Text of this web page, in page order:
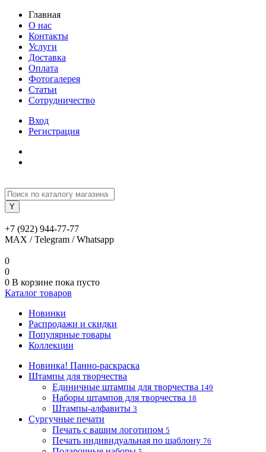
Главная
О нас
Контакты
Услуги
Доставка
Оплата
Фотогалерея
Статьи
Сотрудничество
Вход
Регистрация
+7 (922) 944-77-77
MAX / Telegram / Whatsapp
0
0
0 В корзине пока пусто
Каталог товаров
Новинки
Распродажи и скидки
Популярные товары
Коллекции
Новинка! Панно-раскраска
Штампы для творчества
Единичные штампы для творчества 149
Наборы штампов для творчества 18
Штампы-алфавиты 3
Сургучные печати
Печать с вашим логотипом 5
Печать индивидуальная по шаблону 76